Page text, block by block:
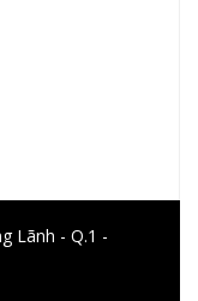
Lãnh - Q.1 -